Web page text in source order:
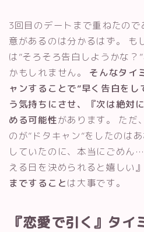
3回目のデートまで重ねたの
意があるのは分かるはず。 も
は”そろそろ告白しようかな？
かもしれません。 そんなタイ
ャンすることで”早く告白を
う気持ちにさせ、『次は絶対
める可能性があります。 ただ
のが”ドタキャン”をしたのは
していたのに、本当にごめん
える日を決められると嬉しい
まですることは大事です。
『恋愛で引く』タイ